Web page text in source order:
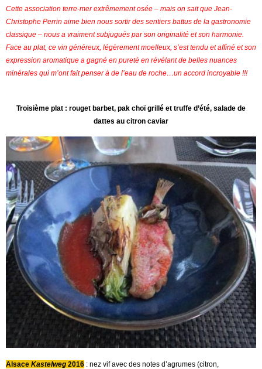
Cette association terre-mer extrêmement osée – mais on sait que Jean-
Christophe Perrin aime bien nous sortir des sentiers battus de la gastronomie
classique – nous a vraiment subjugués par son originalité et son harmonie.
Face au plat, ce vin généreux, légèrement moelleux, s’est tendu et affiné et son
expression aromatique a gagné en pureté en révélant de belles nuances
minérales qui m’ont fait penser à de l’eau de roche…un accord incroyable !!!
Troisième plat : rouget barbet, pak choï grillé et truffe d’été, salade de
dattes au citron caviar
Alsace Kastelweg 2016 : nez vif avec des notes d’agrumes (citron,